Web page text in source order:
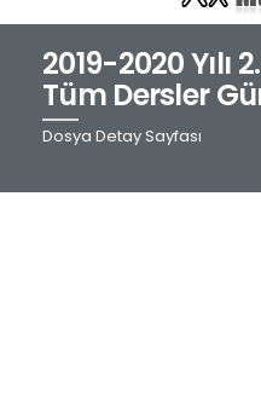
1.SINIF
2.SINIF
2019-2020 Yılı
Tüm Dersler
Dosya Detay Sayfası